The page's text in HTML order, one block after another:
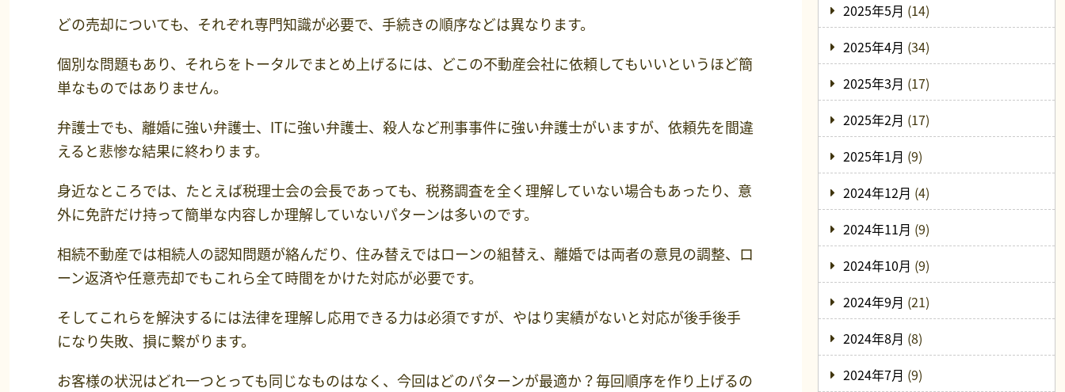
どの売却についても、それぞれ専門知識が必要で、手続きの順序などは異なります。
個別な問題もあり、それらをトータルでまとめ上げるには、どこの不動産会社に依頼してもいいというほど簡
単なものではありません。
弁護士でも、離婚に強い弁護士、ITに強い弁護士、殺人など刑事事件に強い弁護士がいますが、依頼先を間違
えると悲惨な結果に終わります。
身近なところでは、たとえば税理士会の会長であっても、税務調査を全く理解していない場合もあったり、意
外に免許だけ持って簡単な内容しか理解していないパターンは多いのです。
相続不動産では相続人の認知問題が絡んだり、住み替えではローンの組替え、離婚では両者の意見の調整、ロ
ーン返済や任意売却でもこれら全て時間をかけた対応が必要です。
そしてこれらを解決するには法律を理解し応用できる力は必須ですが、やはり実績がないと対応が後手後手
になり失敗、損に繋がります。
お客様の状況はどれ一つとっても同じなものはなく、今回はどのパターンが最適か？毎回順序を作り上げるの
2025年5月 (14)
2025年4月 (34)
2025年3月 (17)
2025年2月 (17)
2025年1月 (9)
2024年12月 (4)
2024年11月 (9)
2024年10月 (9)
2024年9月 (21)
2024年8月 (8)
2024年7月 (9)